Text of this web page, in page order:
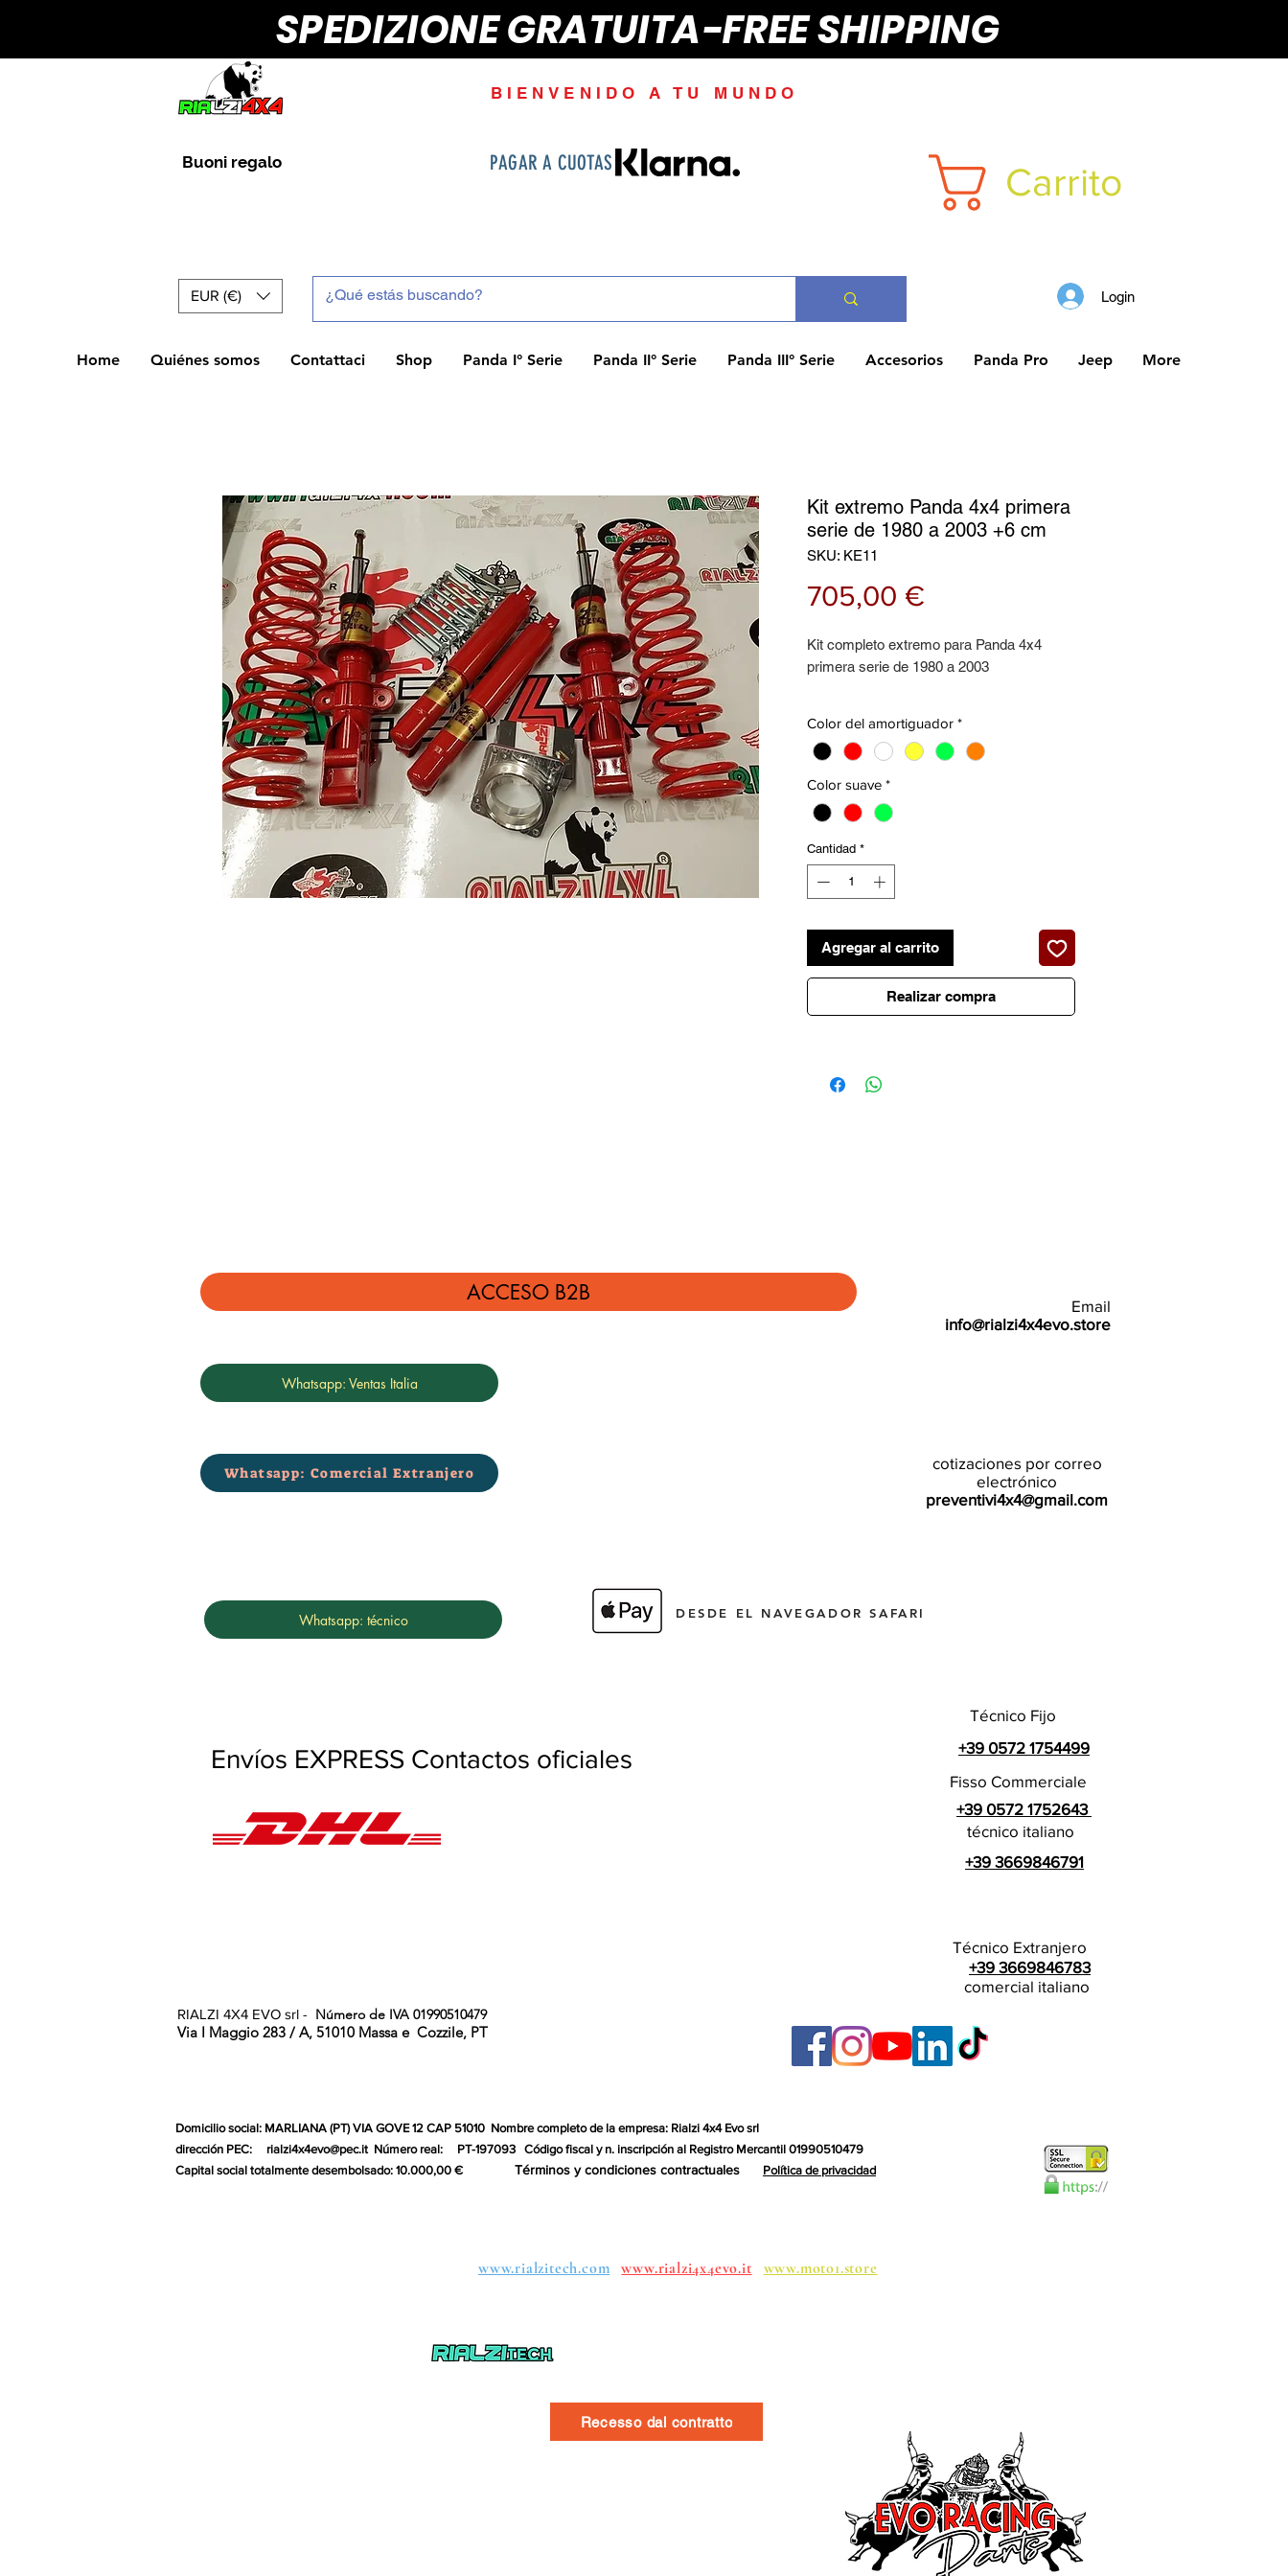
SPEDIZIONE GRATUITA-FREE SHIPPING
Buoni regalo
BIENVENIDO A TU MUNDO
PAGAR A CUOTAS Carrito
EUR (€) Login
Home Quiénes somos Contattaci Shop Panda I° Serie Panda II° Serie Panda III° Serie Accesorios Panda Pro Jeep More
Kit extremo Panda 4x4 primera
serie de 1980 a 2003 +6 cm
SKU: KE11
705,00 €
Kit completo extremo para Panda 4x4
primera serie de 1980 a 2003
Amortiguadores delanteros doble efecto
Amortiguadores traseros + 6 cm
Muelles delanteros
Espaciadores traseros
Soportes
Brida delantera izquierda
Color del amortiguador *
Color suave *
Cantidad *
Agregar al carrito
Realizar compra
ACCESO B2B
Email
info@rialzi4x4evo.store
Whatsapp: Ventas Italia
Whatsapp: Comercial Extranjero
cotizaciones por correo
electrónico
preventivi4x4@gmail.com
Whatsapp: técnico DESDE EL NAVEGADOR SAFARI
Técnico Fijo
Envíos EXPRESS Contactos oficiales
+39 0572 1754499
Fisso Commerciale
+39 0572 1752643
técnico italiano
+39 3669846791
Técnico Extranjero
+39 3669846783
comercial italiano
RIALZI 4X4 EVO srl - Número de IVA 01990510479
Via I Maggio 283 / A, 51010 Massa e Cozzile, PT
Domicilio social: MARLIANA (PT) VIA GOVE 12 CAP 51010 Nombre completo de la empresa: Rialzi 4x4 Evo srl
dirección PEC:
rialzi4x4evo@pec.it Número real: PT-197093 Código fiscal y n. inscripción al Registro Mercantil 01990510479
Capital social totalmente desembolsado: 10.000,00 €
Términos y condiciones contractuales Política de privacidad
www.rialzitech.com www.rialzi4x4evo.it www.moto1.store
Recesso dal contratto